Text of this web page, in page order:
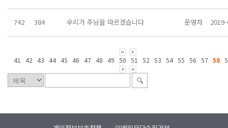
742 384 우리가 주님을 따르겠습니다 운영자
41 42 43 44 45 46 47 48 49 50 51 52 53 54 55 56 57 58